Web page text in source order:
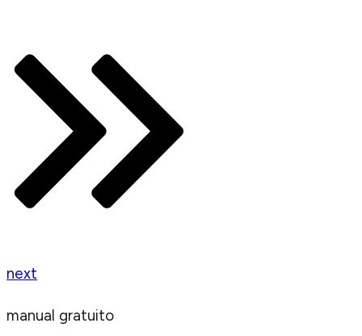
next
manual gratuito